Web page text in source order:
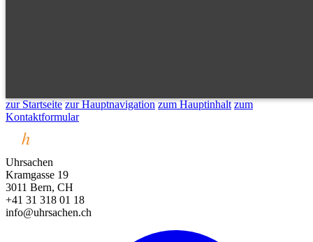
zur Startseite zur Hauptnavigation zum Hauptinhalt zum
Kontaktformular
Uhrsachen
Kramgasse 19
3011 Bern, CH
+41 31 318 01 18
info@uhrsachen.ch